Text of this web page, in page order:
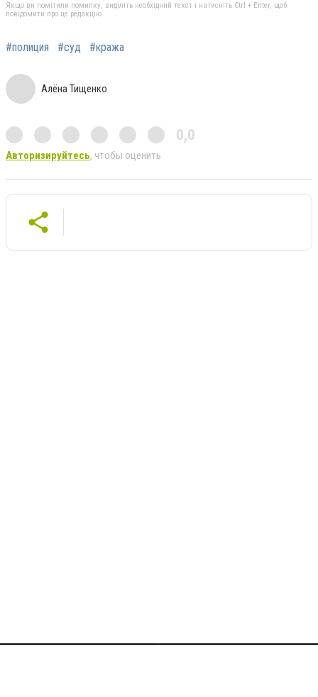
Якщо ви помітили помилку, виділіть необхідний текст і натисніть Ctrl + Enter, щоб
повідомити про це редакцію
#полиция #суд #кража
Алёна Тищенко
0,0
Авторизируйтесь, чтобы оценить